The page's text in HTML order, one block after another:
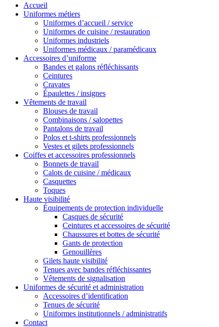
Accueil
Uniformes métiers
Uniformes d’accueil / service
Uniformes de cuisine / restauration
Uniformes industriels
Uniformes médicaux / paramédicaux
Accessoires d’uniforme
Bandes et galons réfléchissants
Ceintures
Cravates
Épaulettes / insignes
Vêtements de travail
Blouses de travail
Combinaisons / salopettes
Pantalons de travail
Polos et t-shirts professionnels
Vestes et gilets professionnels
Coiffes et accessoires professionnels
Bonnets de travail
Calots de cuisine / médicaux
Casquettes
Toques
Haute visibilité
Équipements de protection individuelle
Casques de sécurité
Ceintures et accessoires de sécurité
Chaussures et bottes de sécurité
Gants de protection
Genouillères
Gilets haute visibilité
Tenues avec bandes réfléchissantes
Vêtements de signalisation
Uniformes de sécurité et administration
Accessoires d’identification
Tenues de sécurité
Uniformes institutionnels / administratifs
Contact